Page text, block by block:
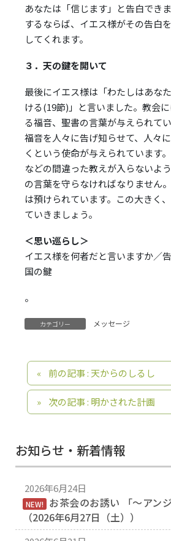
あなたは「信じます」と告白でき
するならば、イエス様がその告白
してくれます。
３．天の鍵を開いて
最後にイエス様は「わたしはあな
ける(19節)」と言いました。教会
る福音、聖書の言葉が与えられて
福音を人々に告げ知らせて、人々
くという使命が与えられています
などの間違った教えが入らないよ
の言葉を守らなければなりません
は預けられています。この大きく
ていきましょう。
＜思い巡らし＞
イエス様を何者だと言いますか／
国の鍵
。
カテゴリー メッセージ
前の記事 : 天からのしるし
次の記事 : 明かされた計画
お知らせ・新着情報
2026年6月24日
NEW!
お茶会のお誘い 「〜アン
（2026年6月27日（土））